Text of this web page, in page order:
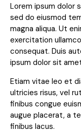
Lorem ipsum dolor
sed do eiusmod
magna aliqua. Ut
exercitation
consequat. Duis
ipsum dolor sit
Etiam vitae leo et
ultricies risus, vel
finibus congue
augue placerat, a
finibus lacus.